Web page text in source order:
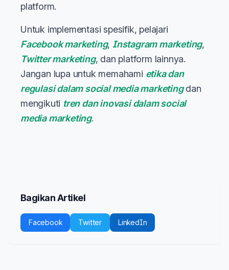
platform.
Untuk implementasi spesifik, pelajari
Facebook marketing,Instagram marketing,
Twitter marketing, dan platform lainnya.
Jangan lupa untuk memahami etika dan
regulasi dalam social media marketingdan
mengikuti tren dan inovasi dalam social
media marketing.
Bagikan Artikel
Facebook Twitter LinkedIn